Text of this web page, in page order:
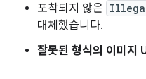
포착되지 않은
대체했습니다.
잘못된 형식의 이미지